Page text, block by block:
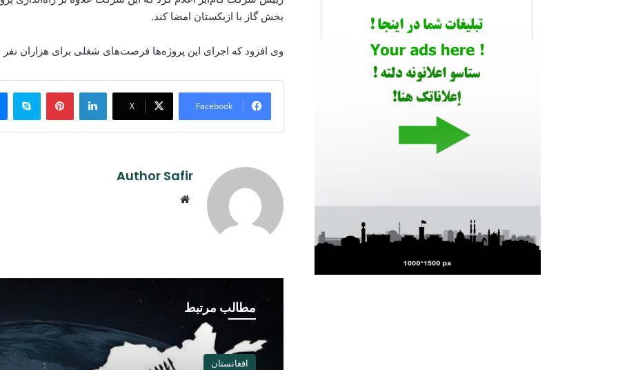
بخش گاز با ازبکستان امضا کند.
وی افزود که اجرای این پروژه‌ها فرصت‌های شغلی برای هزاران نفر
Facebook
X
LinkedIn
Pinterest
Author Safir
مطالب مرتبط
افغانستان